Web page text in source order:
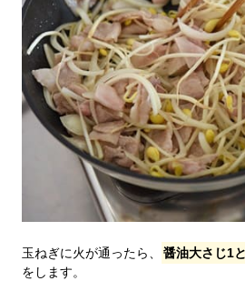
玉ねぎに火が通ったら、 醤油大さじ1
をします。